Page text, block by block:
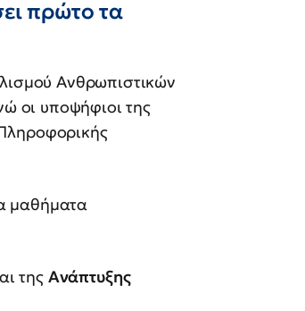
πρώτο τα
Ανθρωπιστικών
οι υποψήφιοι της
μαθήματα
της Ανάπτυξης